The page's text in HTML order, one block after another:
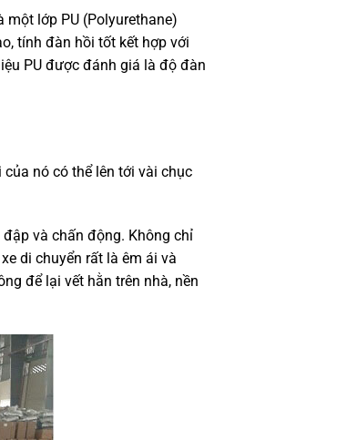
một lớp PU (Polyurethane)
tính đàn hồi tốt kết hợp với
PU được đánh giá là độ đàn
nó có thể lên tới vài chục
và chấn động. Không chỉ
di chuyển rất là êm ái và
để lại vết hằn trên nhà, nền